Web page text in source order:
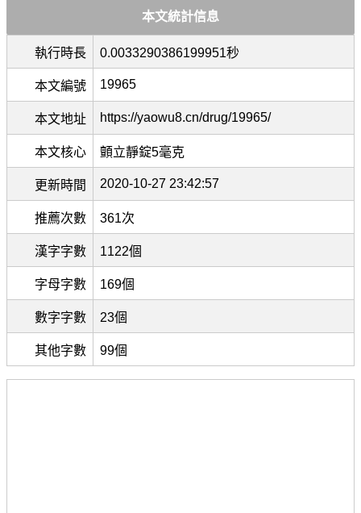
本文統計信息
執行時長 0.0033290386199951秒
本文編號 19965
本文地址 https://yaowu8.cn/drug/19965/
本文核心 顫立靜錠5毫克
更新時間 2020-10-27 23:42:57
推薦次數 361次
漢字字數 1122個
字母字數 169個
數字字數 23個
其他字數 99個